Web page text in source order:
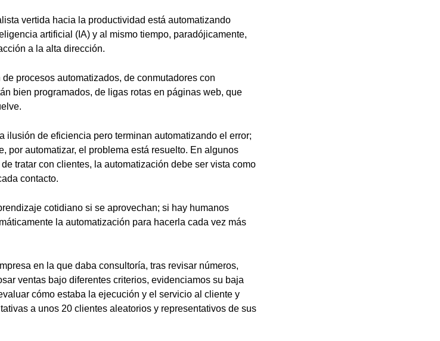
vertida hacia la productividad está automatizando
artificial (IA) y al mismo tiempo, paradójicamente,
a la alta dirección.
procesos automatizados, de conmutadores con
bien programados, de ligas rotas en páginas web, que
ilusión de eficiencia pero terminan automatizando el error;
por automatizar, el problema está resuelto. En algunos
tratar con clientes, la automatización debe ser vista como
contacto.
cotidiano si se aprovechan; si hay humanos
la automatización para hacerla cada vez más
en la que daba consultoría, tras revisar números,
ventas bajo diferentes criterios, evidenciamos su baja
cómo estaba la ejecución y el servicio al cliente y
a unos 20 clientes aleatorios y representativos de sus